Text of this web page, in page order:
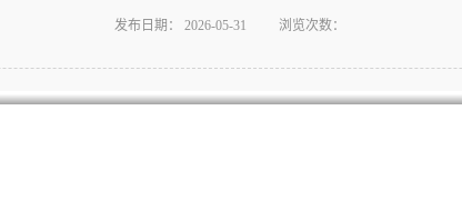
发布日期： 2026-05-31 浏览次数：